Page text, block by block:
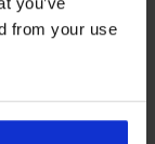
from your use